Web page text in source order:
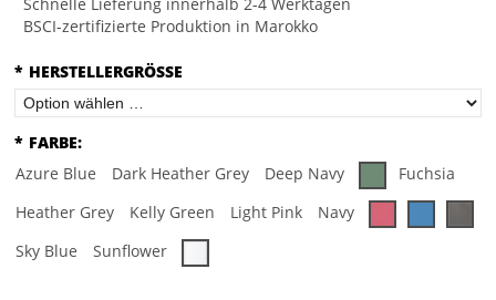
BSCI-zertifizierte Produktion in Marokko
* HERSTELLERGRÖSSE
* FARBE:
Azure Blue
Dark Heather Grey Deep Navy
Fuchsia
Heather Grey
Kelly Green Light Pink
Navy
Sky Blue
Sunflower